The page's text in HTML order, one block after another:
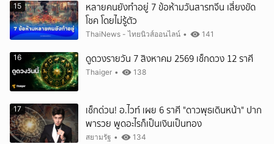
15
หลายคนยังทำอยู่ 7 ข้อห้ามวันสารทจีน เสี่ยงขัด
โชค โดยไม่รู้ตัว
ThaiNews - ไทยนิวส์ออนไลน์ • 141
16 ดูดวงรายวัน 7 สิงหาคม 2569 เช็กดวง 12 ราศี
Thaiger • 138
17
เช็กด่วน! อ.ไวท์ เผย 6 ราศี "ดาวพุธเดินหน้า" ปาก
พารวย พูดอะไรก็เป็นเงินเป็นทอง
สยามรัฐ • 134